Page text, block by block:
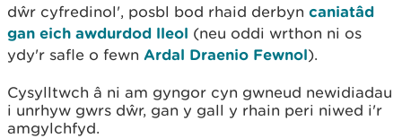
dŵr cyfredinol', posbl bod rhaid derbyn caniatâd
gan eich awdurdod lleol (neu oddi wrthon ni os
ydy'r safle o fewn Ardal Draenio Fewnol).
Cysylltwch â ni am gyngor cyn gwneud newidiadau
i unrhyw gwrs dŵr, gan y gall y rhain peri niwed i'r
amgylchfyd.